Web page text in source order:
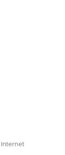
Internet